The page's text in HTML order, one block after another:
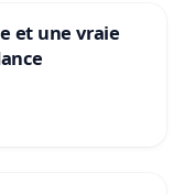
et une vraie